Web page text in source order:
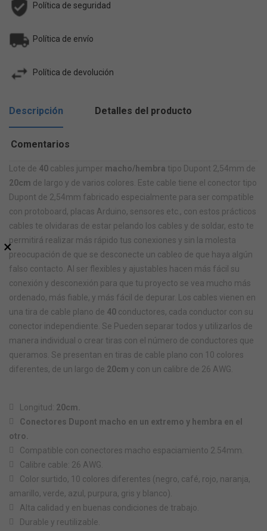
Política de seguridad
Política de envío
Política de devolución
Descripción Detalles del producto
Comentarios
Lote de 40 cables jumper macho/hembra tipo Dupont 2,54mm de
20cm de largo y de varios colores. Este cable tiene el conector tipo
Dupont de 2,54mm fabricado especialmente para ser compatible
con protoboard, placas Arduino, sensores etc., con estos prácticos
cables te olvidaras de estar pelando los cables y de soldar, esto te
permitirá realizar más rápido tus conexiones y sin la molesta
preocupación de que se desconecte un cableo de que haya algún
falso contacto. Al ser flexibles y ajustables hacen más fácil su
conexión y desconexión para que tu proyecto se vea mucho más
ordenado, más fiable, y más fácil de depurar . Los cables vienen en
una tira de cable plano de 40 conductores, cada conductor con su
conector independiente. Se Pueden separar todos y utilizarlos de
manera individual o crear tiras con el número de conductores que
queramos. Se presentan en tiras de cable plano con 10 colores
diferentes, de un largo de 20cm y con un calibre de 26 AWG.
Longitud: 20cm.
Conectores Dupont macho en un extremo y hembra en el
otro.
Compatible con conectores macho espaciamiento 2.54mm.
Calibre cable: 26 AWG.
Color surtido, 10 colores diferentes (negro, café, rojo, naranja,
amarillo, verde, azul, purpura, gris y blanco).
Alta calidad y en buenas condiciones de trabajo.
Durable y reutilizable.
×